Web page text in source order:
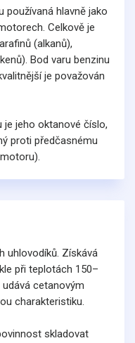
používaná hlavně jako
Celkově je
(alkanů),
Bod varu benzinu
je považován
je jeho oktanové číslo,
proti předčasnému
uhlovodíků. Získává
při teplotách 150–
cetanovým
charakteristiku.
skladovat